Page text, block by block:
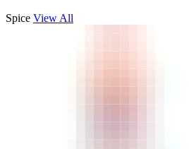
Spice View All